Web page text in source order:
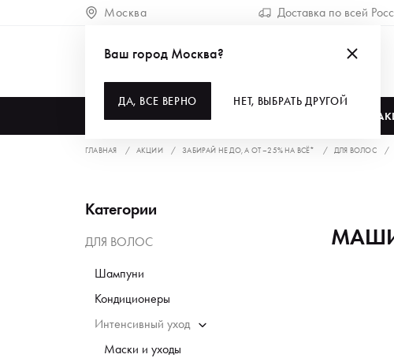
Москва Доставка по всей
Ваш город Москва?
ДА, ВСЕ ВЕРНО НЕТ, ВЫБРАТЬ ДРУГОЙ
ГЛАВНАЯ АКЦИИ ЗАБИРАЙ НЕ ДО, А ОТ –25% НА ВСЁ* ДЛЯ ВОЛОС
Категории
ДЛЯ ВОЛОС
Шампуни
Кондиционеры
Интенсивный уход
Маски и уходы